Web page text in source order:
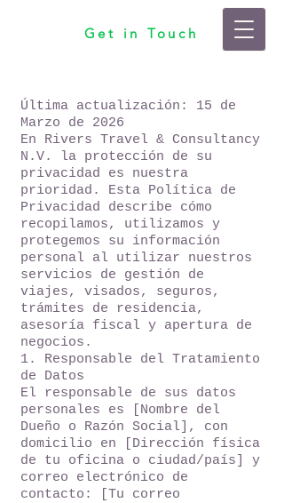
Get in Touch
Última actualización: 15 de
Marzo de 2026
En Rivers Travel & Consultancy
N.V. la protección de su
privacidad es nuestra
prioridad. Esta Política de
Privacidad describe cómo
recopilamos, utilizamos y
protegemos su información
personal al utilizar nuestros
servicios de gestión de
viajes, visados, seguros,
trámites de residencia,
asesoría fiscal y apertura de
negocios.
1. Responsable del Tratamiento
de Datos
El responsable de sus datos
personales es [Nombre del
Dueño o Razón Social], con
domicilio en [Dirección física
de tu oficina o ciudad/país] y
correo electrónico de
contacto: [Tu correo